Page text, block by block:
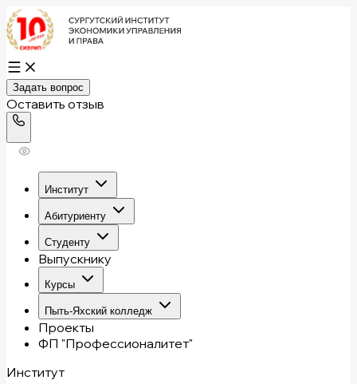
Задать вопрос
Оставить отзыв
Институт
Абитуриенту
Студенту
Выпускнику
Курсы
Пыть-Яхский колледж
Проекты
ФП "Профессионалитет"
Институт